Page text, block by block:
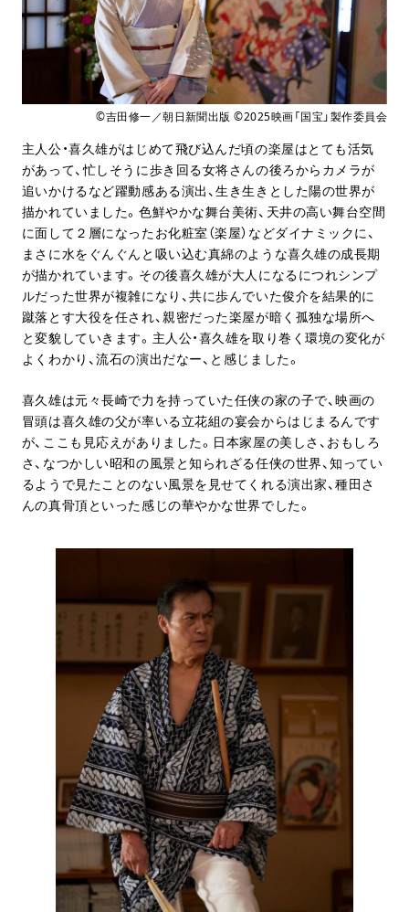
©吉田修一／朝日新聞出版 ©2025映画「国宝」製作委員会
主人公・喜久雄がはじめて飛び込んだ頃の楽屋はとても活気
があって、忙しそうに歩き回る女将さんの後ろからカメラが
追いかけるなど躍動感ある演出、生き生きとした陽の世界が
描かれていました。色鮮やかな舞台美術、天井の高い舞台空間
に面して２層になったお化粧室（楽屋）などダイナミックに、
まさに水をぐんぐんと吸い込む真綿のような喜久雄の成長期
が描かれています。その後喜久雄が大人になるにつれシンプ
ルだった世界が複雑になり、共に歩んでいた俊介を結果的に
蹴落とす大役を任され、親密だった楽屋が暗く孤独な場所へ
と変貌していきます。主人公・喜久雄を取り巻く環境の変化が
よくわかり、流石の演出だなー、と感じました。
喜久雄は元々長崎で力を持っていた任侠の家の子で、映画の
冒頭は喜久雄の父が率いる立花組の宴会からはじまるんです
が、ここも見応えがありました。日本家屋の美しさ、おもしろ
さ、なつかしい昭和の風景と知られざる任侠の世界、知ってい
るようで見たことのない風景を見せてくれる演出家、種田さ
んの真骨頂といった感じの華やかな世界でした。